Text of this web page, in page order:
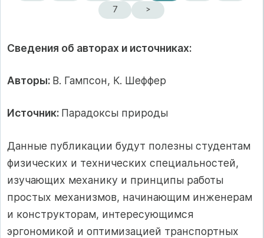
7
>
Сведения об авторах и источниках:
Авторы: В. Гампсон, К. Шеффер
Источник: Парадоксы природы
Данные публикации будут полезны студентам
физических и технических специальностей,
изучающих механику и принципы работы
простых механизмов, начинающим инженерам
и конструкторам, интересующимся
эргономикой и оптимизацией транспортных